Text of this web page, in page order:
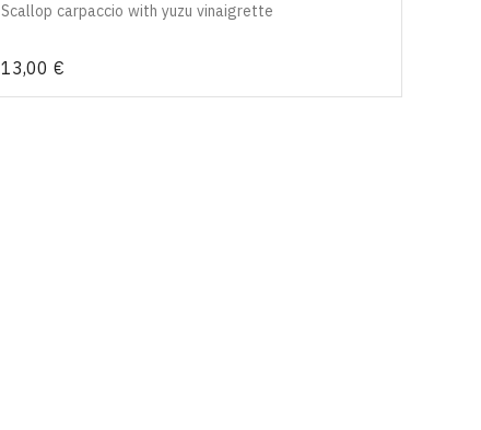
Scallop carpaccio with yuzu vinaigrette
13,00 €